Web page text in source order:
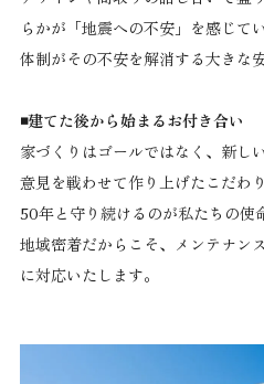
らかが「地震への不安」を感じて
体制がその不安を解消する大きな
◾️建てた後から始まるお付き合い
家づくりはゴールではなく、新し
意見を戦わせて作り上げたこだわ
50年と守り続けるのが私たちの使
地域密着だからこそ、メンテナン
に対応いたします。